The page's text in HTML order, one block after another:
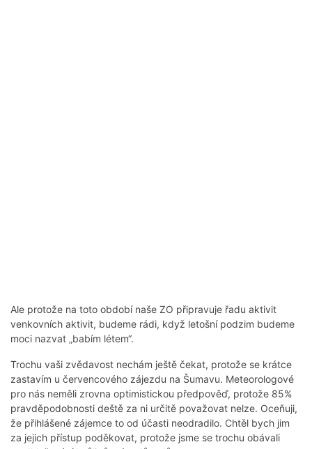
Ale protože na toto období naše ZO připravuje řadu aktivit
venkovních aktivit, budeme rádi, když letošní podzim budeme
moci nazvat „babím létem“.
Trochu vaši zvědavost nechám ještě čekat, protože se krátce
zastavím u červencového zájezdu na Šumavu. Meteorologové
pro nás neměli zrovna optimistickou předpověď, protože 85%
pravděpodobnosti deště za ni určitě považovat nelze. Oceňuji,
že přihlášené zájemce to od účasti neodradilo. Chtěl bych jim
za jejich přístup poděkovat, protože jsme se trochu obávali